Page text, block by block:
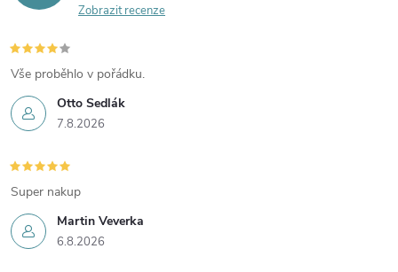
Zobrazit recenze
Otto Sedlák
7.8.2026
Vše proběhlo v pořádku.
Martin Veverka
6.8.2026
Super nakup